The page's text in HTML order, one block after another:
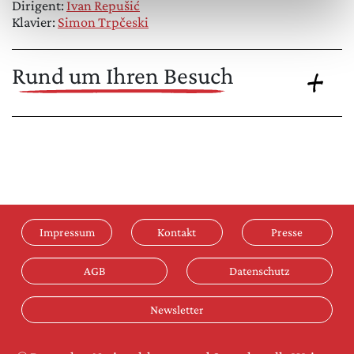
Dirigent: Ivan Repušić
Klavier: Simon Trpčeski
Rund um Ihren Besuch
Impressum Kontakt Presse
AGB Datenschutz
Newsletter